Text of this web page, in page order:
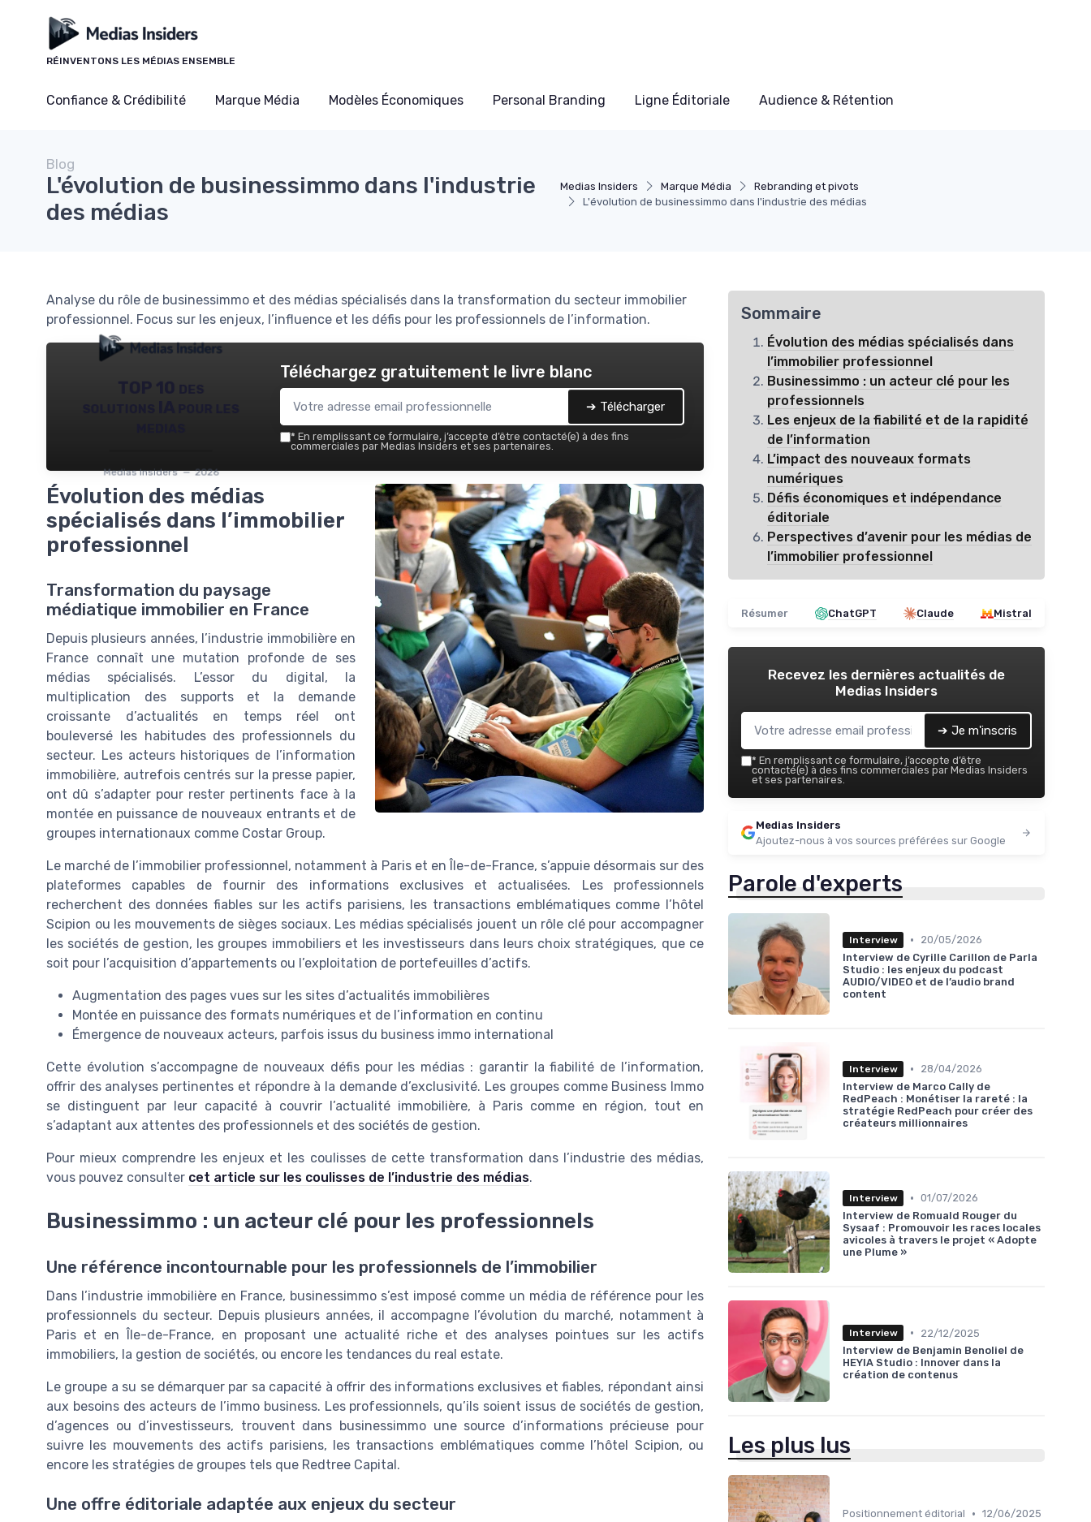
RÉINVENTONS LES MÉDIAS ENSEMBLE
Confiance & Crédibilité Marque Média Modèles Économiques Personal Branding Ligne Éditoriale Audience & Rétention
Medias Insiders Marque Média
Rebranding et pivots
L'évolution de businessimmo dans l'industrie des médias
Blog
L'évolution de businessimmo dans l'industrie
des médias
Analyse du rôle de businessimmo et des médias spécialisés dans la transformation du secteur immobilier
professionnel. Focus sur les enjeux, l’influence et les défis pour les professionnels de l’information.
TOP 10 des
Medias Insiders — 2026
Téléchargez gratuitement le livre blanc
➔ Télécharger
* En remplissant ce formulaire, j’accepte d’être contacté(e) à des fins
commerciales par Medias Insiders et ses partenaires.
Évolution des médias
spécialisés dans l’immobilier
professionnel
Transformation du paysage
médiatique immobilier en France
Depuis plusieurs années, l’industrie immobilière en
France connaît une mutation profonde de ses
médias spécialisés. L’essor du digital, la
multiplication des supports et la demande
croissante d’actualités en temps réel ont
bouleversé les habitudes des professionnels du
secteur. Les acteurs historiques de l’information
immobilière, autrefois centrés sur la presse papier,
ont dû s’adapter pour rester pertinents face à la
montée en puissance de nouveaux entrants et de
groupes internationaux comme Costar Group.
Le marché de l’immobilier professionnel, notamment à Paris et en Île-de-France, s’appuie désormais sur des
plateformes capables de fournir des informations exclusives et actualisées. Les professionnels
recherchent des données fiables sur les actifs parisiens, les transactions emblématiques comme l’hôtel
Scipion ou les mouvements de sièges sociaux. Les médias spécialisés jouent un rôle clé pour accompagner
les sociétés de gestion, les groupes immobiliers et les investisseurs dans leurs choix stratégiques, que ce
soit pour l’acquisition d’appartements ou l’exploitation de portefeuilles d’actifs.
Augmentation des pages vues sur les sites d’actualités immobilières
Montée en puissance des formats numériques et de l’information en continu
Émergence de nouveaux acteurs, parfois issus du business immo international
Cette évolution s’accompagne de nouveaux défis pour les médias : garantir la fiabilité de l’information,
offrir des analyses pertinentes et répondre à la demande d’exclusivité. Les groupes comme Business Immo
se distinguent par leur capacité à couvrir l’actualité immobilière, à Paris comme en région, tout en
s’adaptant aux attentes des professionnels et des sociétés de gestion.
Pour mieux comprendre les enjeux et les coulisses de cette transformation dans l’industrie des médias,
vous pouvez consulter cet article sur les coulisses de l’industrie des médias.
Businessimmo : un acteur clé pour les professionnels
Une référence incontournable pour les professionnels de l’immobilier
Dans l’industrie immobilière en France, businessimmo s’est imposé comme un média de référence pour les
professionnels du secteur. Depuis plusieurs années, il accompagne l’évolution du marché, notamment à
Paris et en Île-de-France, en proposant une actualité riche et des analyses pointues sur les actifs
immobiliers, la gestion de sociétés, ou encore les tendances du real estate.
Le groupe a su se démarquer par sa capacité à offrir des informations exclusives et fiables, répondant ainsi
aux besoins des acteurs de l’immo business. Les professionnels, qu’ils soient issus de sociétés de gestion,
d’agences ou d’investisseurs, trouvent dans businessimmo une source d’informations précieuse pour
suivre les mouvements des actifs parisiens, les transactions emblématiques comme l’hôtel Scipion, ou
encore les stratégies de groupes tels que Redtree Capital.
Une offre éditoriale adaptée aux enjeux du secteur
Sommaire
Évolution des médias spécialisés dans
l’immobilier professionnel
Businessimmo : un acteur clé pour les
professionnels
Les enjeux de la fiabilité et de la rapidité
de l’information
L’impact des nouveaux formats
numériques
Défis économiques et indépendance
éditoriale
Perspectives d’avenir pour les médias de
l’immobilier professionnel
Résumer ChatGPT Claude Mistral
Recevez les dernières actualités de
Medias Insiders
➔ Je m'inscris
* En remplissant ce formulaire, j’accepte d’être
contacté(e) à des fins commerciales par Medias Insiders
et ses partenaires.
Medias Insiders
Ajoutez-nous à vos sources préférées sur Google
Parole d'experts
Interview •
20/05/2026
Interview de Cyrille Carillon de Parla
Studio : les enjeux du podcast
AUDIO/VIDEO et de l’audio brand
content
Interview •
28/04/2026
Interview de Marco Cally de
RedPeach : Monétiser la rareté : la
stratégie RedPeach pour créer des
créateurs millionnaires
Interview • 01/07/2026
Interview de Romuald Rouger du
Sysaaf : Promouvoir les races locales
avicoles à travers le projet « Adopte
une Plume »
Interview •
22/12/2025
Interview de Benjamin Benoliel de
HEYIA Studio : Innover dans la
création de contenus
Les plus lus
Positionnement éditorial • 12/06/2025